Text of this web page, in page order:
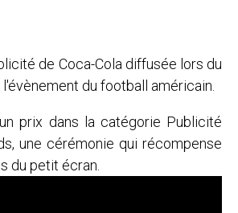
de Coca-Cola diffusée lors du
du football américain.
prix dans la catégorie Publicité
une cérémonie qui récompense
du petit écran.